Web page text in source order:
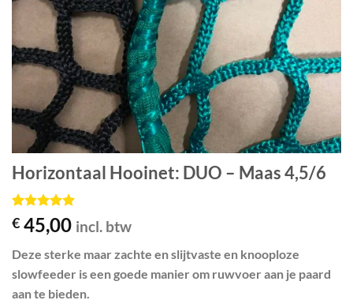
Horizontaal Hooinet: DUO – Maas 4,5/6
Gewaardeerd
5op 5
op
1
klant
waardering
€ 45,00 incl. btw
Deze sterke maar zachte en slijtvaste en knooploze
slowfeeder is een goede manier om ruwvoer aan je paard
aan te bieden.